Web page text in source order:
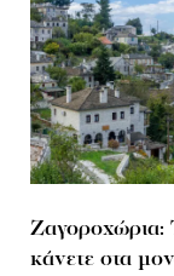
Ζαγοροχώρια:
κάνετε στα